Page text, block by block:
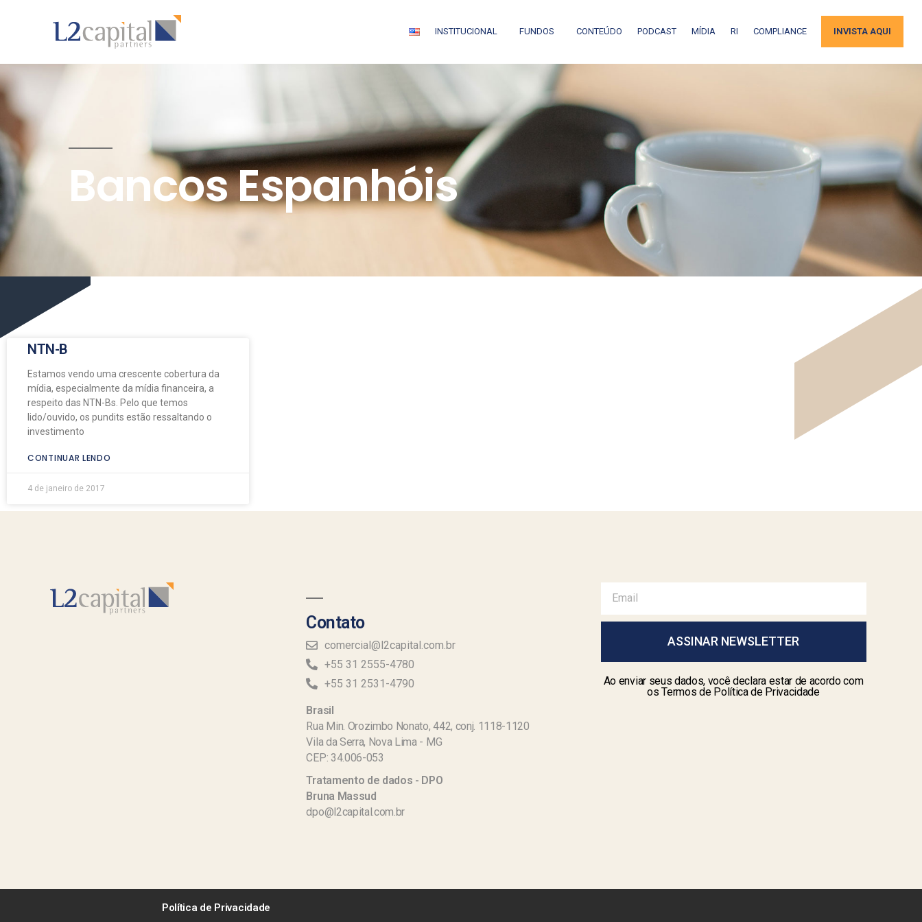
INSTITUCIONAL FUNDOS CONTEÚDO PODCAST MÍDIA RI COMPLIANCE INVISTA AQUI
Bancos Espanhóis
NTN-B
Estamos vendo uma crescente cobertura da
mídia, especialmente da mídia financeira, a
respeito das NTN-Bs. Pelo que temos
lido/ouvido, os pundits estão ressaltando o
investimento
CONTINUAR LENDO
4 de janeiro de 2017
Contato
comercial@l2capital.com.br
+55 31 2555-4780
+55 31 2531-4790
Brasil
Rua Min. Orozimbo Nonato, 442, conj. 1118-1120
Vila da Serra, Nova Lima - MG
CEP: 34.006-053
Tratamento de dados - DPO
Bruna Massud
dpo@l2capital.com.br
ASSINAR NEWSLETTER
Ao enviar seus dados, você declara estar de acordo com
os Termos de Política de Privacidade
Política de Privacidade